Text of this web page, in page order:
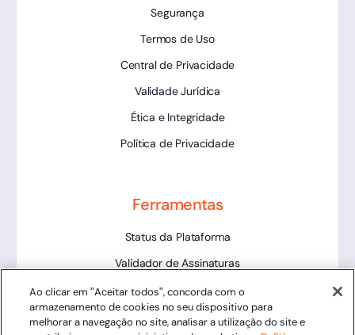
Segurança
Termos de Uso
Central de Privacidade
Validade Jurídica
Ética e Integridade
Política de Privacidade
Ferramentas
Status da Plataforma
Validador de Assinaturas
Trabalhe Conosco
LLM
Ao clicar em "Aceitar todos", concorda com o
armazenamento de cookies no seu dispositivo para
melhorar a navegação no site, analisar a utilização do site e